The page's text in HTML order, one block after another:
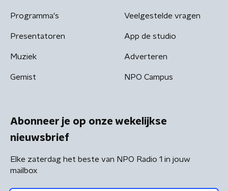
Programma's
Presentatoren
Muziek
Gemist
Veelgestelde vragen
App de studio
Adverteren
NPO Campus
Abonneer je op onze wekelijkse
nieuwsbrief
Elke zaterdag het beste van NPO Radio 1 in jouw
mailbox